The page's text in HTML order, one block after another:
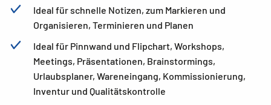
Ideal für schnelle Notizen, zum Markieren und
Organisieren, Terminieren und Planen
Ideal für Pinnwand und Flipchart, Workshops,
Meetings, Präsentationen, Brainstormings,
Urlaubsplaner, Wareneingang, Kommissionierung,
Inventur und Qualitätskontrolle